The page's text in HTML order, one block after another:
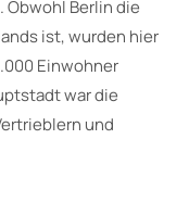
Obwohl Berlin die
ist, wurden hier
Einwohner
war die
und